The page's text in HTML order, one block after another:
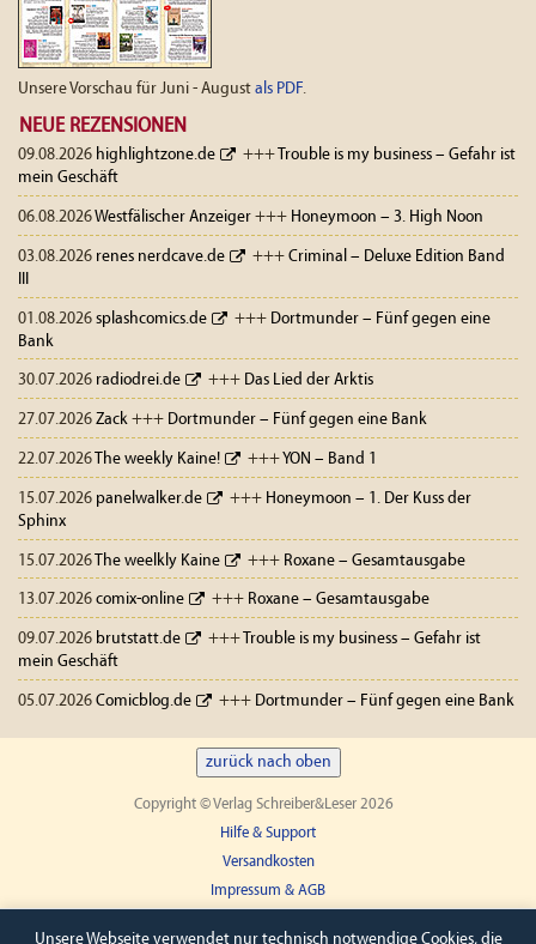
Unsere Vorschau für Juni - August als PDF.
NEUE REZENSIONEN
09.08.2026 highlightzone.de +++ Trouble is my business – Gefahr ist
mein Geschäft
06.08.2026Westfälischer Anzeiger +++ Honeymoon – 3. High Noon
03.08.2026 renes nerdcave.de +++ Criminal – Deluxe Edition Band
01.08.2026 splashcomics.de +++ Dortmunder – Fünf gegen eine
Bank
30.07.2026 radiodrei.de +++ Das Lied der Arktis
27.07.2026 Zack +++ Dortmunder – Fünf gegen eine Bank
22.07.2026 The weekly Kaine! +++ YON – Band 1
15.07.2026 panelwalker.de +++ Honeymoon – 1. Der Kuss der
Sphinx
15.07.2026The weelkly Kaine +++ Roxane – Gesamtausgabe
13.07.2026 comix-online +++ Roxane – Gesamtausgabe
09.07.2026 brutstatt.de +++ Trouble is my business – Gefahr ist
mein Geschäft
05.07.2026 Comicblog.de +++ Dortmunder – Fünf gegen eine Bank
zurück nach oben
Copyright © Verlag Schreiber&Leser 2026
Hilfe & Support
Versandkosten
Impressum & AGB
Unsere Webseite verwendet nur technisch notwendige Cookies, die